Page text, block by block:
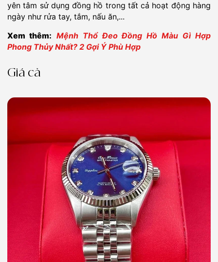
yên tâm sử dụng đồng hồ trong tất cả hoạt động hàng
ngày như rửa tay, tắm, nấu ăn,...
Xem thêm: Mệnh Thổ Đeo Đồng Hồ Màu Gì Hợp
Phong Thủy Nhất? 2 Gợi Ý Phù Hợp
Giá cả